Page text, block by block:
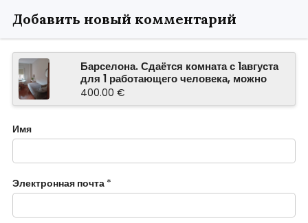
Добавить новый комментарий
Барселона. Сдаётся комната с 1августа
для 1 работающего человека, можно
студенту. Очень светлая.
400.00 €
Имя
Электронная почта *